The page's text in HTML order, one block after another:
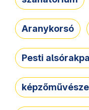
Aranykorsó
Pesti